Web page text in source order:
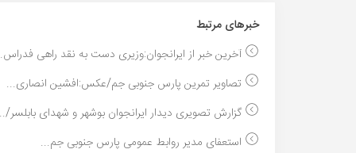
خبر‌های مرتبط
آخرین خبر از ایرانجوان:وزیری دست به نقد راهی
تصاویر تمرین پارس جنوبی جم/عکس:افشین انصاری...
گزارش تصویری دیدار ایرانجوان بوشهر و شهدای بابلسر/
استعفای مدیر روابط عمومی پارس جنوبی جم...